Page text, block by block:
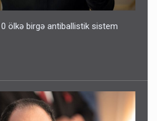
ölkə birgə antiballistik sistem